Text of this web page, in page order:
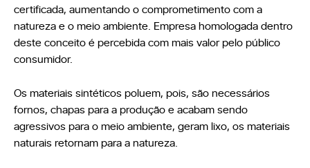
certificada, aumentando o comprometimento com a
natureza e o meio ambiente. Empresa homologada dentro
deste conceito é percebida com mais valor pelo público
consumidor.
Os materiais sintéticos poluem, pois, são necessários
fornos, chapas para a produção e acabam sendo
agressivos para o meio ambiente, geram lixo, os materiais
naturais retornam para a natureza.